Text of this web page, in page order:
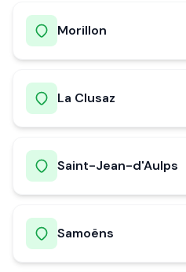
Morillon
La Clusaz
Saint-Jean-d'Aulps
Samoëns